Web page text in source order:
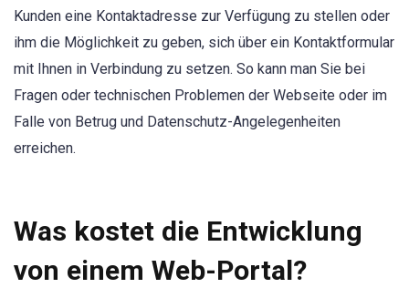
Kunden eine Kontaktadresse zur Verfügung zu stellen oder
ihm die Möglichkeit zu geben, sich über ein Kontaktformular
mit Ihnen in Verbindung zu setzen. So kann man Sie bei
Fragen oder technischen Problemen der Webseite oder im
Falle von Betrug und Datenschutz-Angelegenheiten
erreichen.
Was kostet die Entwicklung
von einem Web-Portal?